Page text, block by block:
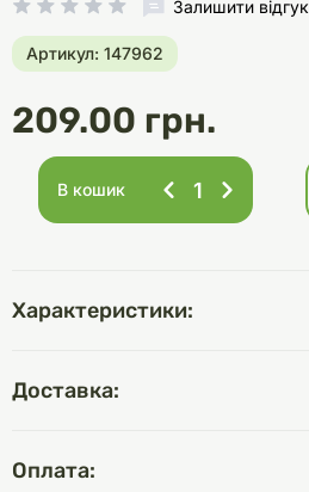
Залишити відгук
Артикул: 147962
209.00 грн.
В кошик
Характеристики:
Доставка:
Оплата: